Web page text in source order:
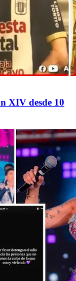
XIV desde 10